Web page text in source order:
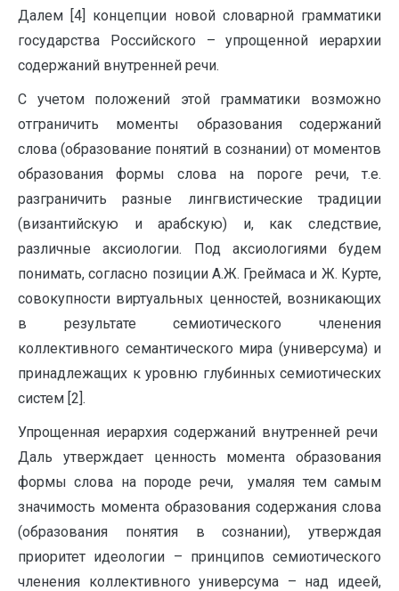
Далем [4] концепции новой словарной грамматики
государства Российского – упрощенной иерархии
содержаний внутренней речи.
C учетом положений этой грамматики возможно
отграничить моменты образования содержаний
слова (образование понятий в сознании) от моментов
образования формы слова на пороге речи, т.е.
разграничить разные лингвистические традиции
(византийскую и арабскую) и, как следствие,
различные аксиологии. Под аксиологиями будем
понимать, согласно позиции А.Ж. Греймаса и Ж. Курте,
совокупности виртуальных ценностей, возникающих
в результате семиотического членения
коллективного семантического мира (универсума) и
принадлежащих к уровню глубинных семиотических
систем [2].
Упрощенная иерархия содержаний внутренней речи
Даль утверждает ценность момента образования
формы слова на породе речи, умаляя тем самым
значимость момента образования содержания слова
(образования понятия в сознании), утверждая
приоритет идеологии – принципов семиотического
членения коллективного универсума – над идеей,